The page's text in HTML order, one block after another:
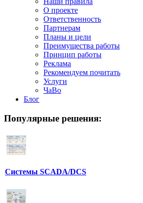
О проекте
Ответственность
Партнерам
Планы и цели
Преимущества работы
Принцип работы
Реклама
Рекомендуем почитать
Услуги
ЧаВо
Блог
Популярные решения:
Системы SCADA/DCS